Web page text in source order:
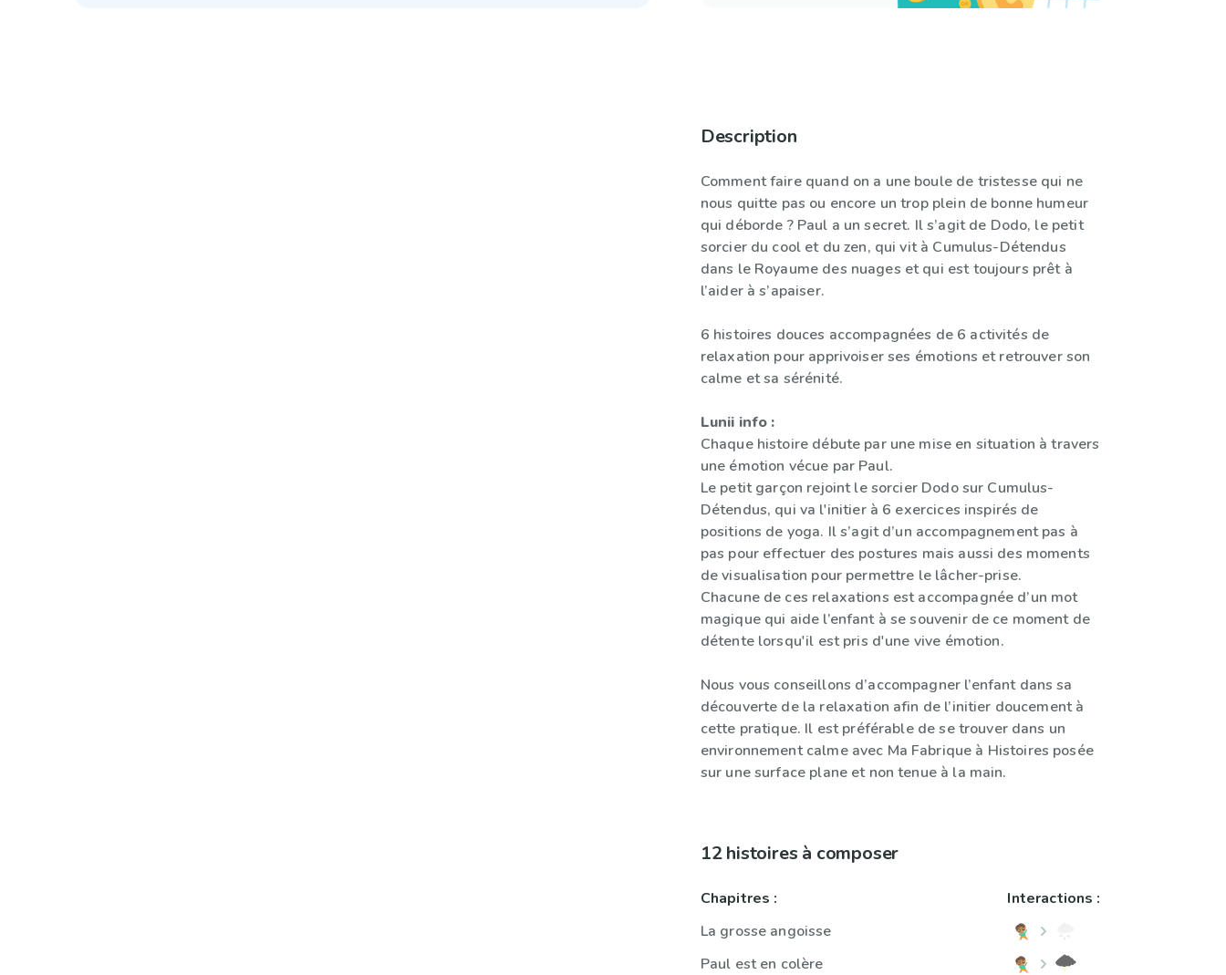
Description
Comment faire quand on a une boule de tristesse qui ne
nous quitte pas ou encore un trop plein de bonne humeur
qui déborde ? Paul a un secret. Il s’agit de Dodo, le petit
sorcier du cool et du zen, qui vit à Cumulus-Détendus
dans le Royaume des nuages et qui est toujours prêt à
l’aider à s’apaiser.
6 histoires douces accompagnées de 6 activités de
relaxation pour apprivoiser ses émotions et retrouver son
calme et sa sérénité.
Lunii info :
Chaque histoire débute par une mise en situation à travers
une émotion vécue par Paul.
Le petit garçon rejoint le sorcier Dodo sur Cumulus-
Détendus, qui va l'initier à 6 exercices inspirés de
positions de yoga. Il s’agit d’un accompagnement pas à
pas pour effectuer des postures mais aussi des moments
de visualisation pour permettre le lâcher-prise.
Chacune de ces relaxations est accompagnée d’un mot
magique qui aide l’enfant à se souvenir de ce moment de
détente lorsqu'il est pris d'une vive émotion.
Nous vous conseillons d’accompagner l’enfant dans sa
découverte de la relaxation afin de l’initier doucement à
cette pratique. Il est préférable de se trouver dans un
environnement calme avec Ma Fabrique à Histoires posée
sur une surface plane et non tenue à la main.
12 histoires à composer
Chapitres :
La grosse angoisse
Paul est en colère
Interactions :